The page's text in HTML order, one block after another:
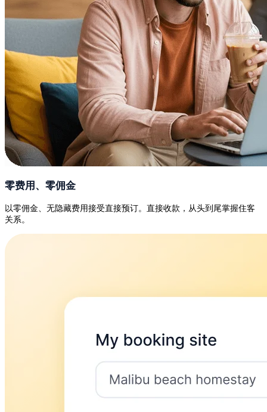
零费用、零佣金
以零佣金、无隐藏费用接受直接预订。直接收款，从头到尾掌握住客
关系。